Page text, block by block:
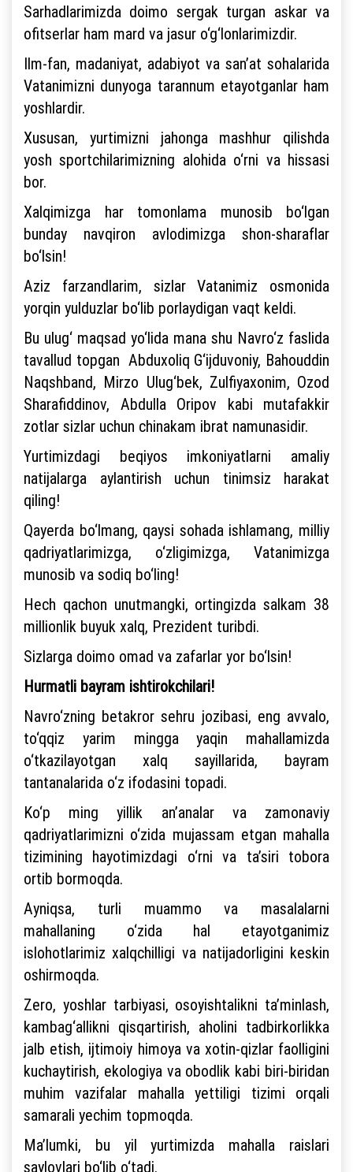
Sarhadlarimizda doimo sergak turgan askar va
ofitserlar ham mard va jasur o‘g‘lonlarimizdir.
Ilm-fan, madaniyat, adabiyot va san’at sohalarida
Vatanimizni dunyoga tarannum etayotganlar ham
yoshlardir.
Xususan, yurtimizni jahonga mashhur qilishda
yosh sportchilarimizning alohida o‘rni va hissasi
bor.
Xalqimizga har tomonlama munosib bo‘lgan
bunday navqiron avlodimizga shon-sharaflar
bo‘lsin!
Aziz farzandlarim, sizlar Vatanimiz osmonida
yorqin yulduzlar bo‘lib porlaydigan vaqt keldi.
Bu ulug‘ maqsad yo‘lida mana shu Navro‘z faslida
tavallud topgan Abduxoliq G‘ijduvoniy, Bahouddin
Naqshband, Mirzo Ulug‘bek, Zulfiyaxonim, Ozod
Sharafiddinov, Abdulla Oripov kabi mutafakkir
zotlar sizlar uchun chinakam ibrat namunasidir.
Yurtimizdagi beqiyos imkoniyatlarni amaliy
natijalarga aylantirish uchun tinimsiz harakat
qiling!
Qayerda bo‘lmang, qaysi sohada ishlamang, milliy
qadriyatlarimizga, o‘zligimizga, Vatanimizga
munosib va sodiq bo‘ling!
Hech qachon unutmangki, ortingizda salkam 38
millionlik buyuk xalq, Prezident turibdi.
Sizlarga doimo omad va zafarlar yor bo‘lsin!
Hurmatli bayram ishtirokchilari!
Navro‘zning betakror sehru jozibasi, eng avvalo,
to‘qqiz yarim mingga yaqin mahallamizda
o‘tkazilayotgan xalq sayillarida, bayram
tantanalarida o‘z ifodasini topadi.
Ko‘p ming yillik an’analar va zamonaviy
qadriyatlarimizni o‘zida mujassam etgan mahalla
tizimining hayotimizdagi o‘rni va ta’siri tobora
ortib bormoqda.
Ayniqsa, turli muammo va masalalarni
mahallaning o‘zida hal etayotganimiz
islohotlarimiz xalqchilligi va natijadorligini keskin
oshirmoqda.
Zero, yoshlar tarbiyasi, osoyishtalikni ta’minlash,
kambag‘allikni qisqartirish, aholini tadbirkorlikka
jalb etish, ijtimoiy himoya va xotin-qizlar faolligini
kuchaytirish, ekologiya va obodlik kabi biri-biridan
muhim vazifalar mahalla yettiligi tizimi orqali
samarali yechim topmoqda.
Ma’lumki, bu yil yurtimizda mahalla raislari
saylovlari bo‘lib o‘tadi.